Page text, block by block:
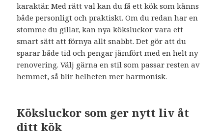
karaktär. Med rätt val kan du få ett kök som känns
både personligt och praktiskt. Om du redan har en
stomme du gillar, kan nya köksluckor vara ett
smart sätt att förnya allt snabbt. Det gör att du
sparar både tid och pengar jämfört med en helt ny
renovering. Välj gärna en stil som passar resten av
hemmet, så blir helheten mer harmonisk.
Köksluckor som ger nytt liv åt
ditt kök